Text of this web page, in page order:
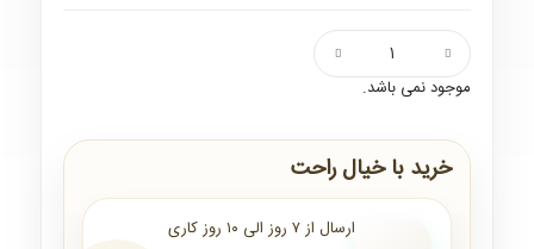
موجود نمی باشد.
خرید با خیال راحت
ارسال از ۷ روز الی ۱۰ روز کاری